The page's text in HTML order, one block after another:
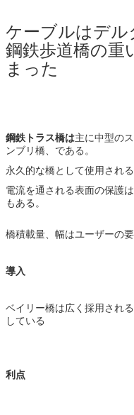
ケーブルはデ
鋼鉄歩道橋の重
まった
鋼鉄トラス橋は主に中型の
ンブリ橋、である。
永久的な橋として使用され
電流を通される表面の保護
もある。
橋積載量、幅はユーザーの
導入
ベイリー橋は広く採用され
している
利点